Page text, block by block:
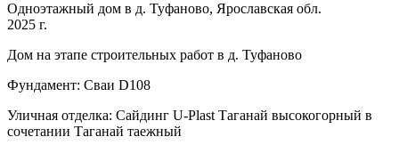
Одноэтажный дом в д. Туфаново, Ярославская обл.
2025 г.
Дом на этапе строительных работ в д. Туфаново
Фундамент: Сваи D108
Уличная отделка: Сайдинг U-Plast Таганай высокогорный в
сочетании Таганай таежный